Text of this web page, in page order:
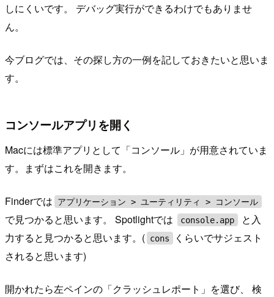
しにくいです。 デバッグ実行ができるわけでもありませ
ん。
今ブログでは、その探し方の一例を記しておきたいと思いま
す。
コンソールアプリを開く
Macには標準アプリとして「コンソール」が用意されていま
す。まずはこれを開きます。
Finderでは アプリケーション > ユーティリティ > コンソール
で見つかると思います。 Spotlightでは console.app
と入
力すると見つかると思います。( cons
くらいでサジェスト
されると思います)
開かれたら左ペインの「クラッシュレポート」を選び、 検